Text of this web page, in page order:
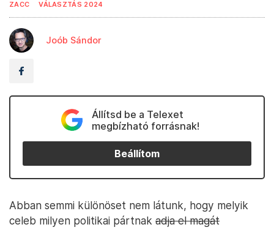
ZACC VÁLASZTÁS 2024
Joób Sándor
Állítsd be a Telexet
megbízható forrásnak!
Beállítom
Abban semmi különöset nem látunk, hogy melyik
celeb milyen politikai pártnak adja el magát